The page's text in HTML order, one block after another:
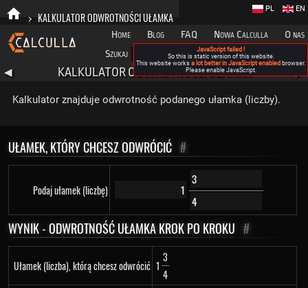
> KALKULATOR ODWROTNOŚCI UŁAMKA
Home Blog FAQ Nowa Calculla
O nas
Szukaj
Kategorie
EN
PL
◀ KALKULATOR ODWROTNOŚCI UŁAMKA
Kalkulator znajduje odwrotność podanego ułamka (liczby).
UŁAMEK, KTÓRY CHCESZ ODWRÓCIĆ #
Podaj ułamek (liczbę)
WYNIK - ODWROTNOŚĆ UŁAMKA KROK PO KROKU #
Ułamek (liczba), którą chcesz odwrócić 1
3
4
JavaScript failed !
So this is static version of this website.
This website works a lot better in JavaScript enabled browser.
Please enable JavaScript.